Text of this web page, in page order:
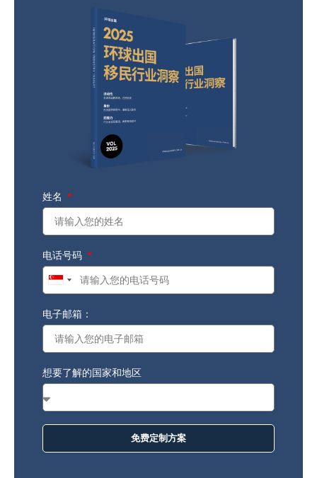
姓名
电话号码
Singapore
电子邮箱：
想要了解的国家和地区
免费定制方案